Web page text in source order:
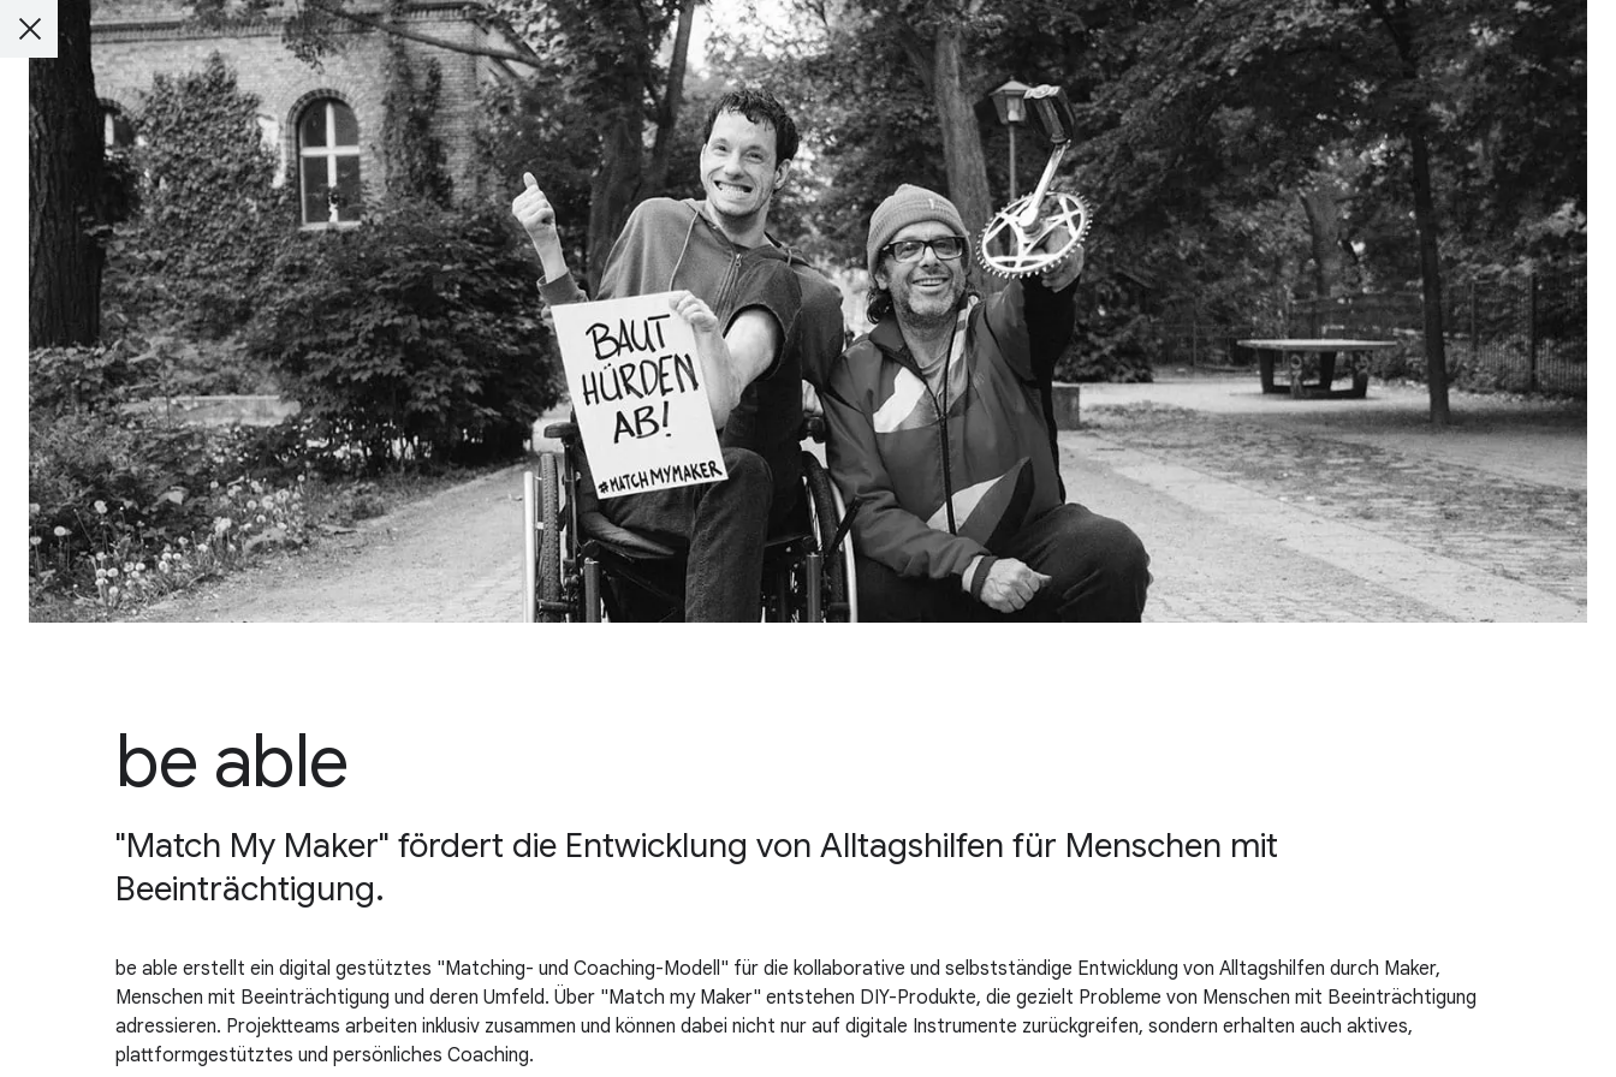
be able
"Match My Maker" fördert die Entwicklung von Alltagshilfen für Menschen mit
Beeinträchtigung.
be able erstellt ein digital gestütztes "Matching- und Coaching-Modell" für die kollaborative und selbstständige Entwicklung von Alltagshilfen durch Maker,
Menschen mit Beeinträchtigung und deren Umfeld. Über "Match my Maker" entstehen DIY-Produkte, die gezielt Probleme von Menschen mit Beeinträchtigung
adressieren. Projektteams arbeiten inklusiv zusammen und können dabei nicht nur auf digitale Instrumente zurückgreifen, sondern erhalten auch aktives,
plattformgestütztes und persönliches Coaching.